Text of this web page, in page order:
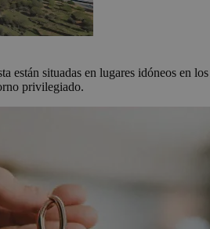
están situadas en lugares idóneos en los
privilegiado.